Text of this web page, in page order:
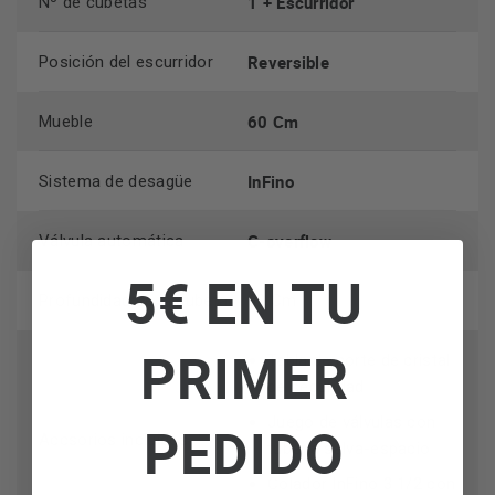
Posición del escurridor Reversible
Mueble 60 Cm
Sistema de desagüe InFino
Válvula automática C-overflow
Profundidad de la cubeta 19 Cm
Accsorios incluidos
Tabla de corte de cristal
de seguridad
tubería salva-espacio
5€ EN TU
PRIMER
PEDIDO